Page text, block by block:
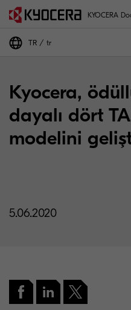
KYOCERA
TR tr
Kyocera,
dayalı dört
modelini
5.06.2020